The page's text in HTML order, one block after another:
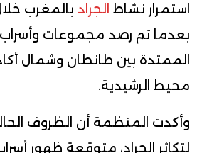
استمرار نشاط الجراد بالمغرب
بعدما تم رصد مجموعات
الممتدة بين طانطان وشمال
محيط الرشيدية.
وأكدت المنظمة أن الظروف
لتكاثر الجراد، متوقعة ظهور